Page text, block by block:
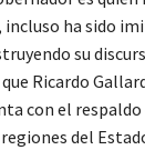
incluso ha sido
su
Ricardo
con el respaldo
del